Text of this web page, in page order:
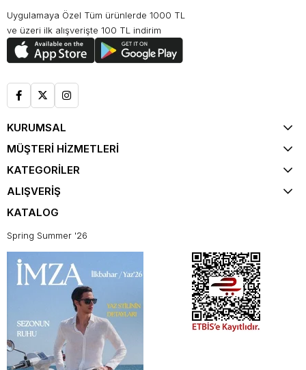
Uygulamaya Özel Tüm ürünlerde 1000 TL
ve üzeri ilk alışverişte 100 TL indirim
KURUMSAL
MÜŞTERİ HİZMETLERİ
KATEGORİLER
ALIŞVERİŞ
KATALOG
Spring Summer '26